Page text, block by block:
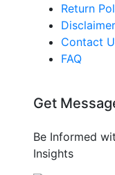
Return
Disclaimer
Contact
FAQ
Get
Be Informed
Insights